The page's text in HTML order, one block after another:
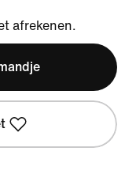
afrekenen.